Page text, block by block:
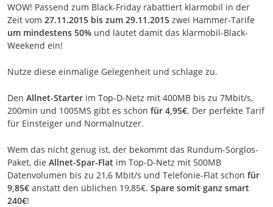
WOW! Passend zum Black-Friday rabattiert klarmobil in der
Zeit vom 27.11.2015 bis zum 29.11.2015 zwei Hammer-Tarife
um mindestens 50% und läutet damit das klarmobil-Black-
Weekend ein!
Nutze diese einmalige Gelegenheit und schlage zu.
Den Allnet-Starter im Top-D-Netz mit 400MB bis zu 7Mbit/s,
200min und 100SMS gibt es schon für 4,95€. Der perfekte Tarif
für Einsteiger und Normalnutzer.
Wem das nicht genug ist, der bekommt das Rundum-Sorglos-
Paket, die Allnet-Spar-Flat im Top-D-Netz mit 500MB
Datenvolumen bis zu 21,6 Mbit/s und Telefonie-Flat schon für
9,85€ anstatt den üblichen 19,85€. Spare somit ganz smart
240€!